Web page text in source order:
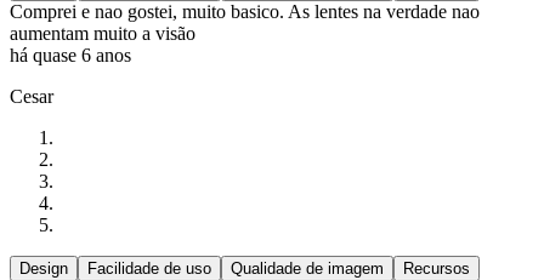
Comprei e nao gostei, muito basico. As lentes na verdade nao
aumentam muito a visão
há quase 6 anos
Cesar
Design Facilidade de uso Qualidade de imagem Recursos